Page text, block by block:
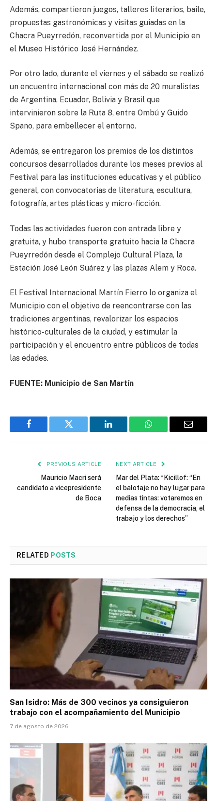
Además, compartieron juegos, talleres literarios, baile,
propuestas gastronómicas y visitas guiadas en la
Chacra Pueyrredón, reconvertida por el Municipio en
el Museo Histórico José Hernández.
Por otro lado, durante el viernes y el sábado se realizó
un encuentro internacional con más de 20 muralistas
de Argentina, Ecuador, Bolivia y Brasil que
intervinieron sobre la Ruta 8, entre Ombú y Guido
Spano, para embellecer el entorno.
Además, se entregaron los premios de los distintos
concursos desarrollados durante los meses previos al
Festival para las instituciones educativas y el público
general, con convocatorias de literatura, escultura,
fotografía, artes plásticas y micro-ficción.
Todas las actividades fueron con entrada libre y
gratuita, y hubo transporte gratuito hacia la Chacra
Pueyrredón desde el Complejo Cultural Plaza, la
Estación José León Suárez y las plazas Alem y Roca.
El Festival Internacional Martín Fierro lo organiza el
Municipio con el objetivo de reencontrarse con las
tradiciones argentinas, revalorizar los espacios
histórico-culturales de la ciudad, y estimular la
participación y el encuentro entre públicos de todas
las edades.
FUENTE: Municipio de San Martín
Facebook Twitter LinkedIn WhatsApp Email
PREVIOUS ARTICLE
Mauricio Macri será
candidato a vicepresidente
de Boca
NEXT ARTICLE
Mar del Plata: *Kicillof: “En
el balotaje no hay lugar para
medias tintas: votaremos en
defensa de la democracia, el
trabajo y los derechos”
RELATED POSTS
San Isidro: Más de 300 vecinos ya consiguieron
trabajo con el acompañamiento del Municipio
7 de agosto de 2026